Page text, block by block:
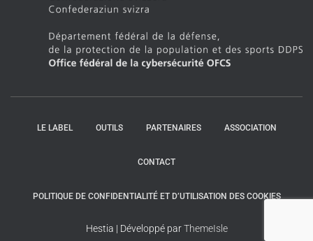
LE LABEL OUTILS PARTENAIRES ASSOCIATION
CONTACT
POLITIQUE DE CONFIDENTIALITÉ ET D’UTILISATION DES COOKIES
Hestia | Développé parThemeIsle